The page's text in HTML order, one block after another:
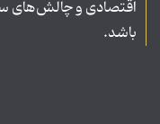
اقتصادی و چالش‌های
باشد.